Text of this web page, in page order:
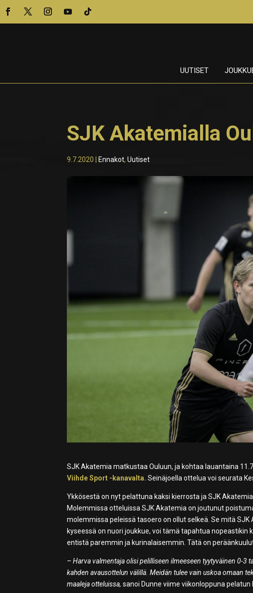
UUTISET
SJK Akatemialla
9.7.2020 Ennakot,Uutiset
SJK Akatemia matkustaa Ouluun, ja kohtaa lauantaina
Viihde Sport -kanavalta.Seinäjoella ottelua voi seurata
Ykkösestä on nyt pelattuna kaksi kierrosta ja SJK
Molemmissa otteluissa SJK Akatemia on joutunut
molemmissa peleissä tasoero on ollut selkeä. Se mitä
kyseessä on nuori joukkue, voi tämä tapahtua
entistä paremmin ja kurinalaisemmin. Tätä on
–Harva valmentaja olisi pelilliseen ilmeeseen tyytyväinen 0-3
kahden avausottelun välillä. Meidän tulee vain uskoa omaan
maaleja otteluissa, sanoi Dunne viime viikonloppuna pelatun